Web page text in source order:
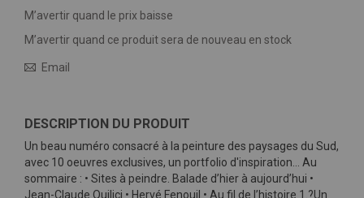
M’avertir quand le prix baisse
M’avertir quand ce produit sera de nouveau en stock
Email
DESCRIPTION DU PRODUIT
Un beau numéro consacré à la peinture des paysages du Sud,
avec 10 oeuvres exclusives, un portfolio d'inspiration… Au
sommaire : • Sites à peindre. Balade d’hier à aujourd’hui •
Jean-Claude Quilici • Hervé Fenouil • Au fil de l’histoire 1.?Un